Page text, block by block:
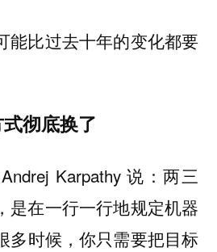
能比过去十年的变化都要
彻底换了
Karpathy 说：两三
是在一行一行地规定机器
多时候，你只需要把目标